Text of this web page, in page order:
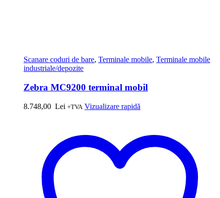
Scanare coduri de bare, Terminale mobile, Terminale mobile
industriale/depozite
Zebra MC9200 terminal mobil
8.748,00 Lei +TVA Vizualizare rapidă